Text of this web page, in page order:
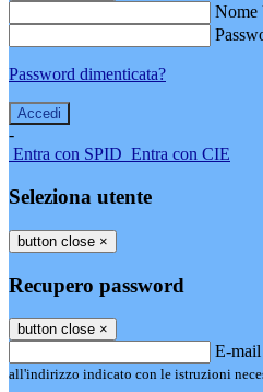
Nome
Password dimenticata?
-
Entra con SPID Entra con CIE
Seleziona utente
button close ×
Recupero password
button close ×
E-mail
all'indirizzo indicato con le istruzioni